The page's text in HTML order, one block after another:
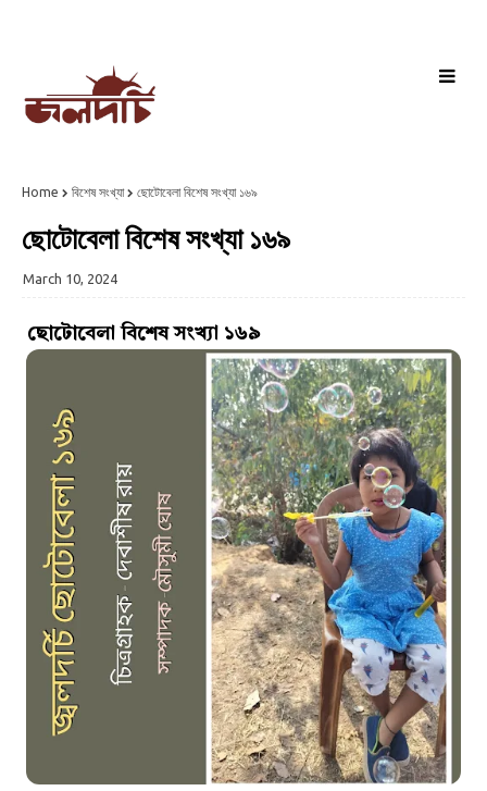
Home বিশেষ সংখ্যা ছোটোবেলা বিশেষ সংখ্যা ১৬৯
ছোটোবেলা বিশেষ সংখ্যা ১৬৯
March 10, 2024
ছোটোবেলা বিশেষ সংখ্যা ১৬৯